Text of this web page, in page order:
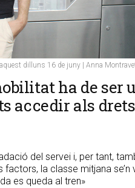
dilluns 16 de juny | Anna
ha de ser
accedir als
del servei i, per tant,
factors, la classe mitjana se’n
es queda al tren»